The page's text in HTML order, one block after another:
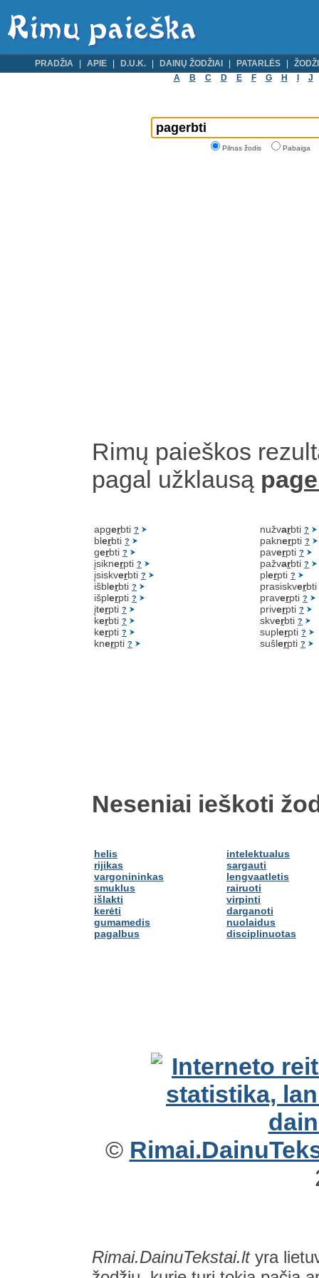
PRADŽIA APIE D.U.K. DAINŲ ŽODŽIAI PATARLĖS
A
B C D E F G H J
Pilnas žodis Pabaiga
Rimų paieškos
pagal užklausą pag
apgerbti ?
blerbti ?
gerbti ?
įsiknerpti ?
įsiskverbti ?
išblerbti ?
išplerpti ?
įterpti ?
kerbti ?
kerpti ?
knerpti ?
nužvarbti ?
paknerpti ?
paverpti ?
pažvarbti ?
plerpti ?
prasiskverbti
praverpti ?
priverpti ?
skverbti ?
suplerpti ?
sušlerpti ?
Neseniai ieškoti
helis
rijikas
vargonininkas
smuklus
išlakti
kerėti
gumamedis
pagalbus
intelektualus
sargauti
lengvaatletis
rairuoti
virpinti
darganoti
nuolaidus
disciplinuotas
©
Rimai.DainuTekstai.ltyra